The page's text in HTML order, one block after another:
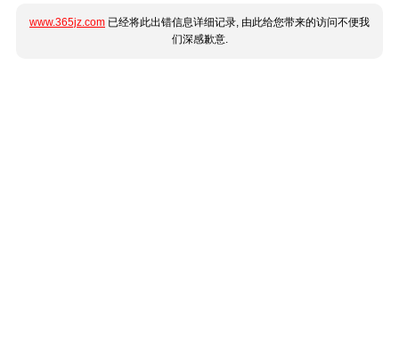
www.365jz.com 已经将此出错信息详细记录, 由此给您带来的访问不便我
们深感歉意.